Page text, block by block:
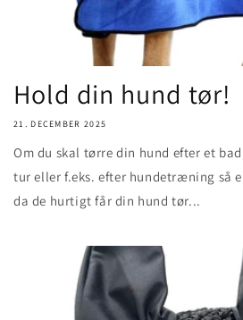
Hold din hund tør!
21. DECEMBER 2025
Om du skal tørre din hund efter et
tur eller f.eks. efter hundetræning så
da de hurtigt får din hund tør...